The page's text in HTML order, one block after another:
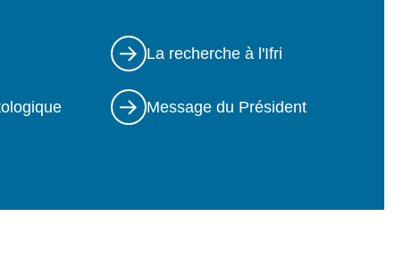
La recherche à l'Ifri
Message du Président